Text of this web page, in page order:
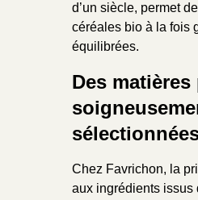
d’un siècle, permet
céréales bio à la fois
équilibrées.
Des matières
Chez Favrichon, la
aux ingrédients issus